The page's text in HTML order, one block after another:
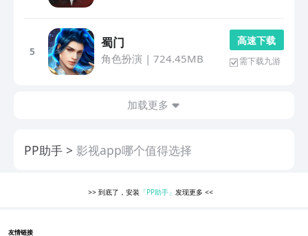
5
蜀门
角色扮演 | 724.45MB
高 速 下 载
需下载九游
加载更多
PP助手 影视app哪个值得选择
>> 到底了，安装 「PP助手」 发现更多<<
友情链接